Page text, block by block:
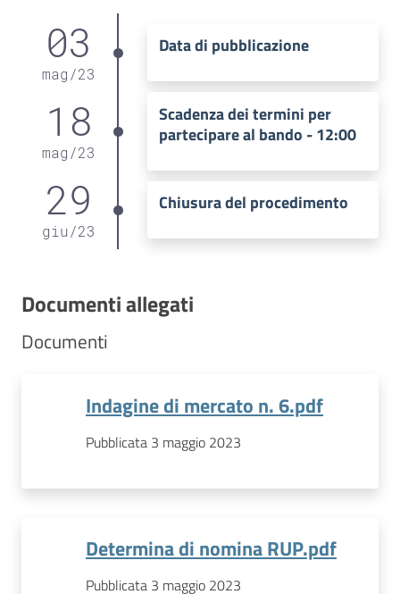
03
mag /23
Data di pubblicazione
18
mag /23
Scadenza dei termini per
partecipare al bando - 12:00
29
giu /23
Chiusura del procedimento
Documenti allegati
Documenti
Indagine di mercato n. 6.pdf
Pubblicata 3 maggio 2023
Determina di nomina RUP.pdf
Pubblicata 3 maggio 2023